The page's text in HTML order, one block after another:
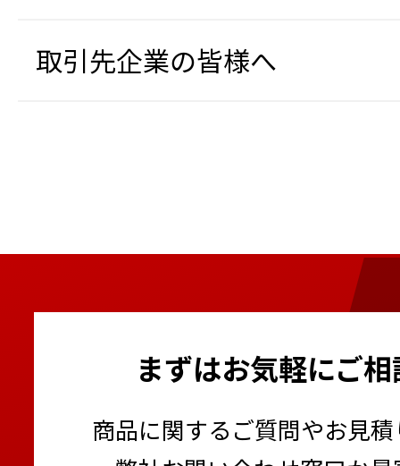
取引先企業の皆様へ
まずはお気軽にご
商品に関するご質問やお見